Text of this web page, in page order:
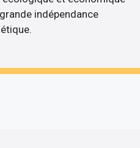
indépendance